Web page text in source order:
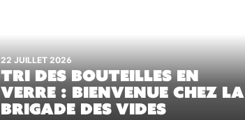
22 JUILLET 2026
TRI DES BOUTEILLES EN
VERRE : BIENVENUE CHEZ LA
BRIGADE DES VIDES